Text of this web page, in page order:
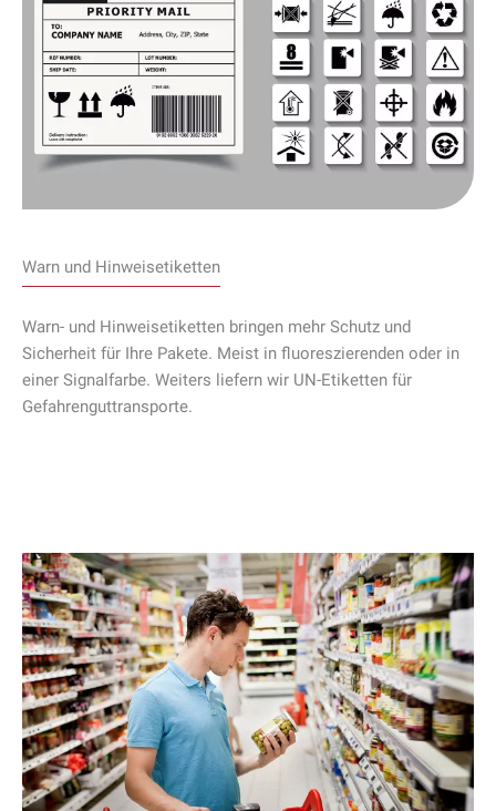
Warn und Hinweisetiketten
Warn- und Hinweisetiketten bringen mehr Schutz und
Sicherheit für Ihre Pakete. Meist in fluoreszierenden oder in
einer Signalfarbe. Weiters liefern wir UN-Etiketten für
Gefahrenguttransporte.